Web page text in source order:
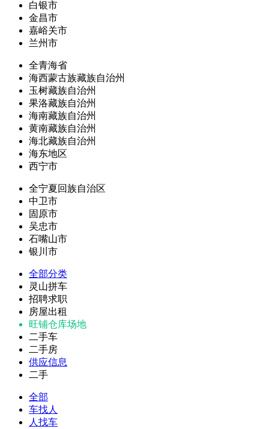
白银市
金昌市
嘉峪关市
兰州市
全青海省
海西蒙古族藏族自治州
玉树藏族自治州
果洛藏族自治州
海南藏族自治州
黄南藏族自治州
海北藏族自治州
海东地区
西宁市
全宁夏回族自治区
中卫市
固原市
吴忠市
石嘴山市
银川市
全部分类
灵山拼车
招聘求职
房屋出租
旺铺仓库场地
二手车
二手房
供应信息
二手
全部
车找人
人找车